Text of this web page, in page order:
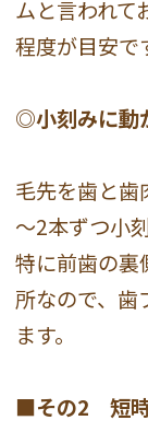
ムと言われて
程度が目安で
◎小刻みに動
毛先を歯と
～2本ずつ小
特に前歯の裏
所なので、歯
ます。
■その2 短時